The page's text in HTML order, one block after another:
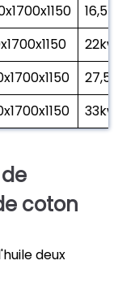
16,5
22kw
27,5
33kw
coton
deux